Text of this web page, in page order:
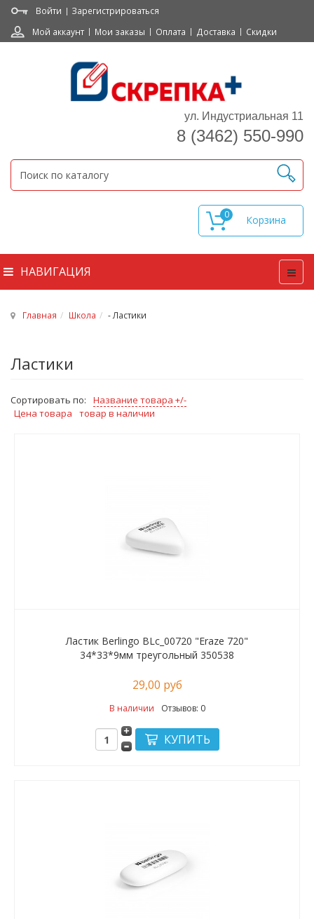
Войти
Зарегистрироваться
Мой аккаунт
Мои заказы Оплата Доставка Скидки
ул. Индустриальная 11
8 (3462) 550-990
0
НАВИГАЦИЯ
Главная Школа - Ластики
Ластики
Сортировать по:
Название товара +/-
Цена товара
товар в наличии
Ластик Berlingo BLc_00720 "Eraze 720"
34*33*9мм треугольный 350538
29,00 руб
В наличии Отзывов: 0